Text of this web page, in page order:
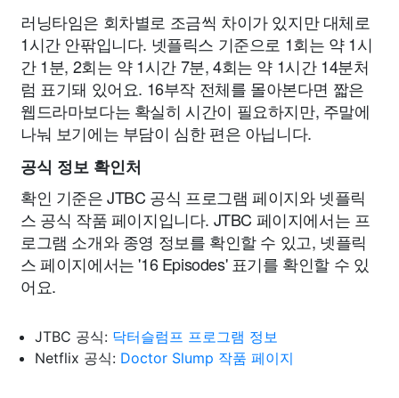
러닝타임은 회차별로 조금씩 차이가 있지만 대체로
1시간 안팎입니다. 넷플릭스 기준으로 1회는 약 1시
간 1분, 2회는 약 1시간 7분, 4회는 약 1시간 14분처
럼 표기돼 있어요. 16부작 전체를 몰아본다면 짧은
웹드라마보다는 확실히 시간이 필요하지만, 주말에
나눠 보기에는 부담이 심한 편은 아닙니다.
공식 정보 확인처
확인 기준은 JTBC 공식 프로그램 페이지와 넷플릭
스 공식 작품 페이지입니다. JTBC 페이지에서는 프
로그램 소개와 종영 정보를 확인할 수 있고, 넷플릭
스 페이지에서는 '16 Episodes' 표기를 확인할 수 있
어요.
JTBC 공식: 닥터슬럼프 프로그램 정보
Netflix 공식: Doctor Slump 작품 페이지